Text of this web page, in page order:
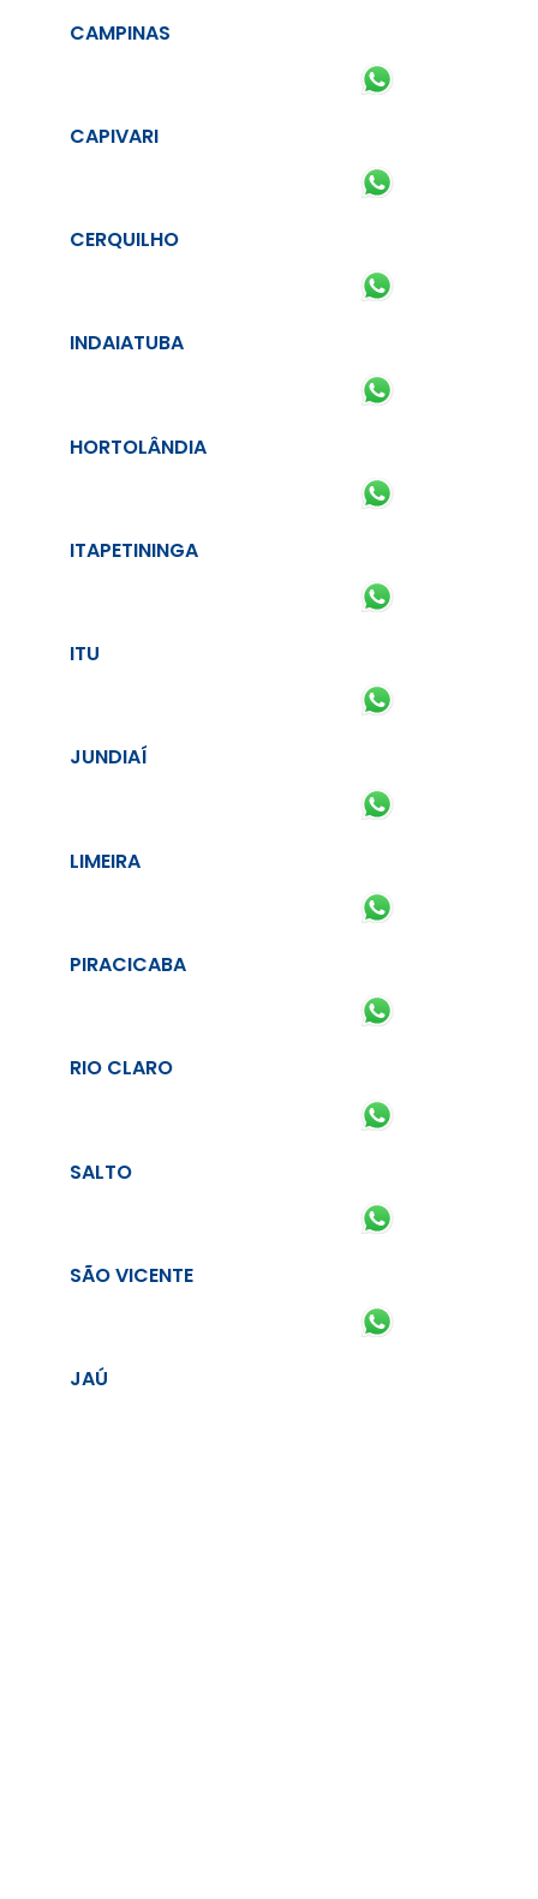
CAMPINAS
CAPIVARI
CERQUILHO
INDAIATUBA
HORTOLÂNDIA
ITAPETININGA
ITU
JUNDIAÍ
LIMEIRA
PIRACICABA
RIO CLARO
SALTO
SÃO VICENTE
JAÚ